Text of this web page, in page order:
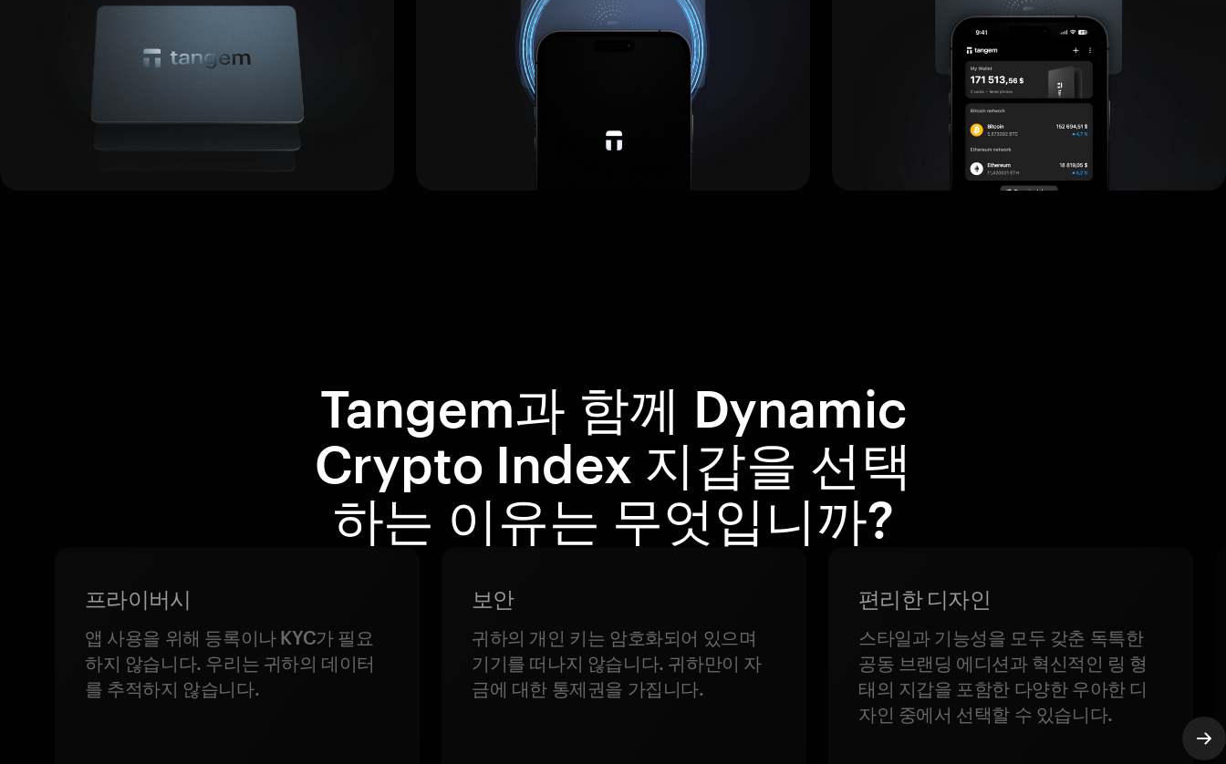
Tangem과 함께 Dynamic
Crypto Index 지갑을 선택
하는 이유는 무엇입니까?
프라이버시
앱 사용을 위해 등록이나 KYC가 필요
하지 않습니다. 우리는 귀하의 데이터
를 추적하지 않습니다.
보안
귀하의 개인 키는 암호화되어 있으며
기기를 떠나지 않습니다. 귀하만이 자
금에 대한 통제권을 가집니다.
편리한 디자인
스타일과 기능성을 모두 갖춘 독특한
공동 브랜딩 에디션과 혁신적인 링 형
태의 지갑을 포함한 다양한 우아한 디
자인 중에서 선택할 수 있습니다.